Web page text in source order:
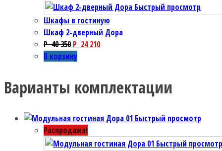
Быстрый просмотр
Шкафы в гостиную
Шкаф 2-дверный Дора
P40 350 P 24 210
В корзину
Варианты комплектации
Быстрый просмотр
Распродажа!
Быстрый просмотр